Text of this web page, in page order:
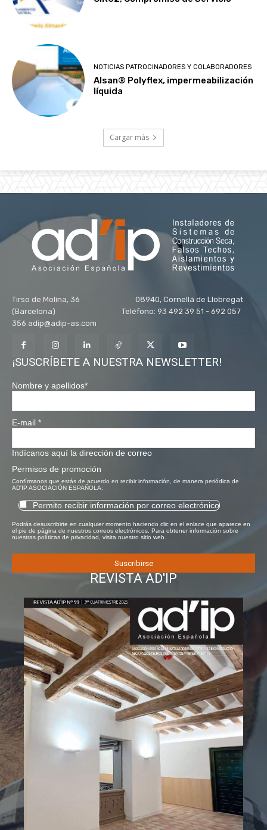
NOTICIAS PATROCINADORES Y COLABORADORES
Alsan® Polyflex, impermeabilización
líquida
Cargar más
Tirso de Molina, 36 08940, Cornellá de Llobregat
(Barcelona) Teléfono: 93 492 39 51 - 692 057
356 adip@adip-as.com
¡SUSCRÍBETE A NUESTRA NEWSLETTER!
Nombre y apellidos*
E-mail *
Indícanos aquí la dirección de correo
Permisos de promoción
Confírmanos que estás de acuerdo en recibir información, de manera periódica de
AD'IP ASOCIACIÓN ESPAÑOLA:
Permito recibir información por correo electrónico
Podrás desuscribirte en cualquier momento haciendo clic en el enlace que aparece en
el pie de página de nuestros correos electrónicos. Para obtener información sobre
nuestras políticas de privacidad, visita nuestro sitio web.
REVISTA AD'IP